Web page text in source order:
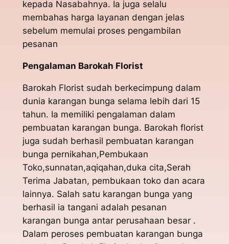
kepada Nasabahnya. Ia juga selalu
membahas harga layanan dengan jelas
sebelum memulai proses pengambilan
pesanan
Pengalaman Barokah Florist
Barokah Florist sudah berkecimpung dalam
dunia karangan bunga selama lebih dari 15
tahun. Ia memiliki pengalaman dalam
pembuatan karangan bunga. Barokah florist
juga sudah berhasil pembuatan karangan
bunga pernikahan,Pembukaan
Toko,sunnatan,aqiqahan,duka cita,Serah
Terima Jabatan, pembukaan toko dan acara
lainnya. Salah satu karangan bunga yang
berhasil ia tangani adalah pesanan
karangan bunga antar perusahaan besar .
Dalam peroses pembuatan karangan bunga